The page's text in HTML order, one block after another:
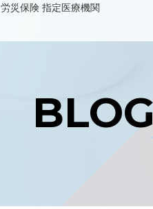
災保険 指定医療機関